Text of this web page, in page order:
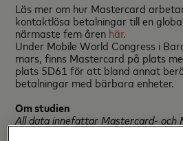
Läs mer om hur Mastercard
kontaktlösa betalningar till en
närmaste fem åren här.
Under Mobile World Congress i
mars, finns Mastercard på plats
plats 5D61 för att bland annat
betalningar med bärbara enheter.
Om studien
All data innefattar Mastercard- och